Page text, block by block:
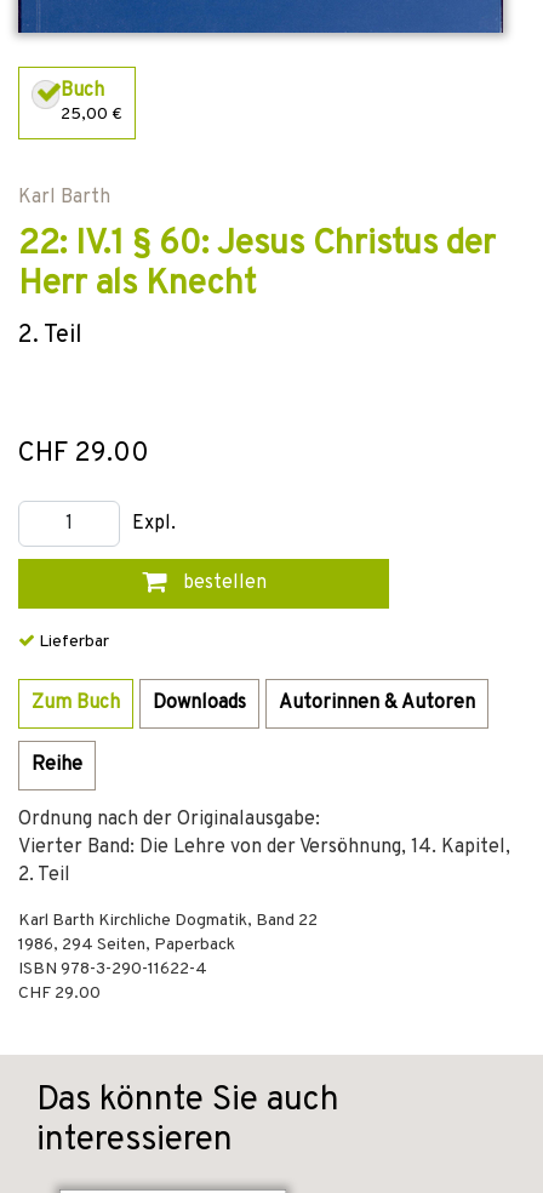
Buch
25,00 €
Karl Barth
22: IV.1 § 60: Jesus Christus der
Herr als Knecht
2. Teil
CHF 29.00
Expl.
bestellen
Lieferbar
Zum Buch Downloads Autorinnen & Autoren
Reihe
Ordnung nach der Originalausgabe:
Vierter Band: Die Lehre von der Versöhnung, 14. Kapitel,
2. Teil
Karl Barth Kirchliche Dogmatik, Band 22
1986, 294 Seiten, Paperback
ISBN 978-3-290-11622-4
CHF 29.00
Das könnte Sie auch
interessieren